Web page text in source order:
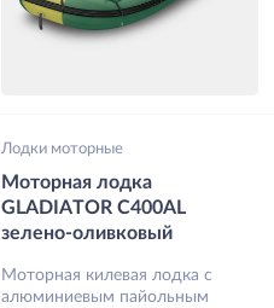
Лодки моторные
Моторная лодка
GLADIATOR C400AL
зелено-оливковый
Моторная килевая лодка с
алюминиевым пайольным